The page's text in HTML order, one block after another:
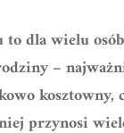
dla wielu
–
kosztowny,
przynosi